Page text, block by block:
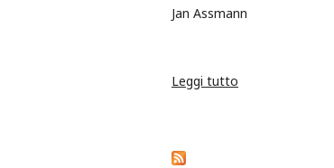
Jan Assmann
Leggi tutto